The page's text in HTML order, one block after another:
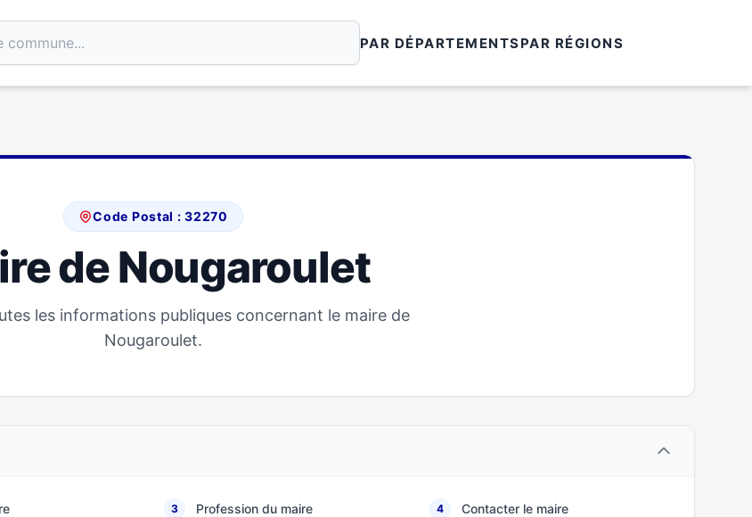
PAR DÉPARTEMENTSPAR RÉGIONS
Code Postal : 32270
de Nougaroulet
les informations publiques concernant le maire de
Nougaroulet.
3 Profession du maire 4 Contacter le maire